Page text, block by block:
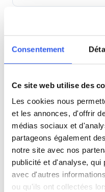
Consentement
Ce site web utilise des
Les cookies nous
et les annonces, d'offrir
médias sociaux et
partageons également
notre site avec nos
publicité et d'analyse,
avec d'autres
ou qu'ils ont collectées
Terminale (Lycée)
Études supérieures
Adultes (Supérieur &
487+ familles